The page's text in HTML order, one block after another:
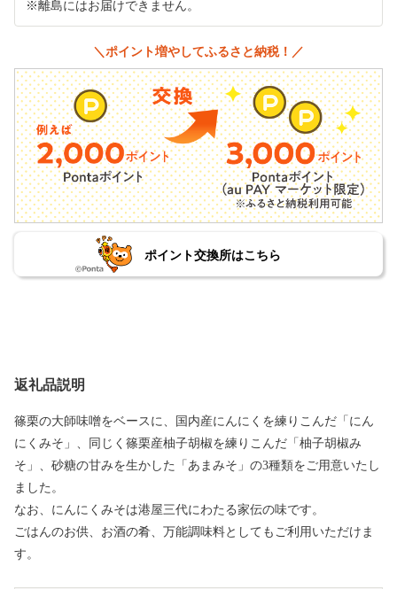
※離島にはお届けできません。
＼ポイント増やしてふるさと納税！／
ポイント交換所はこちら
返礼品説明
篠栗の大師味噌をベースに、国内産にんにくを練りこんだ「にん
にくみそ」、同じく篠栗産柚子胡椒を練りこんだ「柚子胡椒み
そ」、砂糖の甘みを生かした「あまみそ」の3種類をご用意いたし
ました。
なお、にんにくみそは港屋三代にわたる家伝の味です。
ごはんのお供、お酒の肴、万能調味料としてもご利用いただけま
す。